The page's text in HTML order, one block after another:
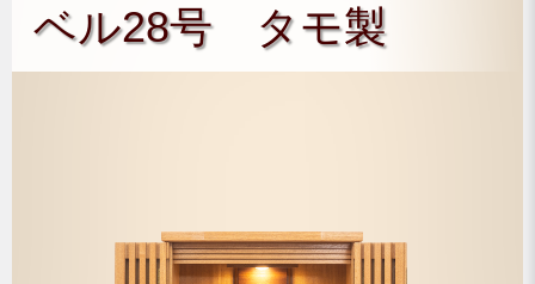
ベル28号 タモ製